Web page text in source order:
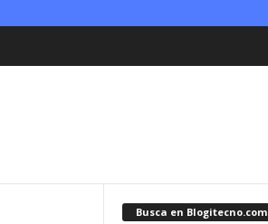
Busca en Blogitecno.com